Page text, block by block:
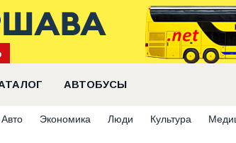
АВТОБУСЫ
Авто Экономика Люди Культура